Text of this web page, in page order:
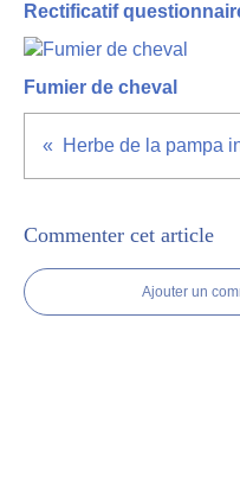
Rectificatif
Fumier de cheval
Herbe de la pampa
Commenter cet article
Ajouter un